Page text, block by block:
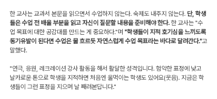
한 교사는 교과서 본문을 읽으면서 수업하지 않는다. 숙제도 내주지 않는다. 단, 학생
들은 수업 전 배울 부분을 읽고 자신이 질문할 내용을 준비해야 한다. 한 교사는 "수
업 목표에 대한 공감대를 만드는 게 중요하다."며 "학생들이 지적 호기심을 느끼도록
동기유발이 된다면 수업은 물 흐르듯 자연스럽게 수업 목표라는 바다로 달려간다."고
말했다.
"연극, 응원, 레크레이션 강사 활동을 해서 활달한 성격입니다. 험악한 표정에 낮고
날카로운 톤으로 학생을 지적하면 처음엔 울먹이는 학생도 있어요(웃음). 지금은 학
생들이 그런 표정을 지으며 날 째려본답니다."